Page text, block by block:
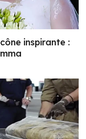
inspirante :